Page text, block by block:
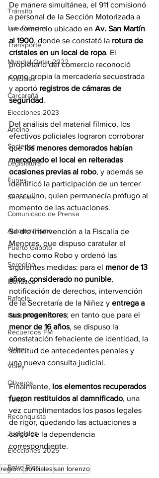
Tránsito
Luis Palacios
Transporte
Mundial Qatar 2022
Policiales
Carcarañá
Elecciones 2023
Andino
Sociedad
Legislatura
Funes
Servicios
Comunicado de Prensa
Automovilismo
Puerto Gaboto
Serodino
Ibarlucea
Rafaela
Causa Malvinas
Recuerdos FM
Aldao
Voley
Oliveros
Tenis
Reconquista
Judiciales
Elecciones 2025
Entre Ríos
De manera simultánea, el 911 comisionó
a personal de la Sección Motorizada a
un comercio ubicado en Av. San Martín
al 1900, donde se constató la rotura de
cristales en un local de ropa. El
propietario del comercio reconoció
como propia la mercadería secuestrada
y aportó registros de cámaras de
seguridad.
Del análisis del material fílmico, los
efectivos policiales lograron corroborar
que los menores demorados habían
merodeado el local en reiteradas
ocasiones previas al robo, y además se
identificó la participación de un tercer
masculino, quien permanecía prófugo al
momento de las actuaciones.
Se dio intervención a la Fiscalía de
Menores, que dispuso caratular el
hecho como Robo y ordenó las
siguientes medidas: para el menor de 13
años, considerado no punible,
notificación de derechos, intervención
de la Secretaría de la Niñez y entrega a
sus progenitores; en tanto que para el
menor de 16 años, se dispuso la
constatación fehaciente de identidad, la
solicitud de antecedentes penales y
una nueva consulta judicial.
Finalmente, los elementos recuperados
fueron restituidos al damnificado, una
vez cumplimentados los pasos legales
de rigor, quedando las actuaciones a
cargo de la dependencia
correspondiente.
region..policialessan lorenzo